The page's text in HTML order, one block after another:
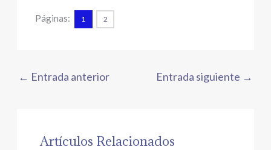
Páginas: 1 2
← Entrada anterior Entrada siguiente →
Artículos Relacionados